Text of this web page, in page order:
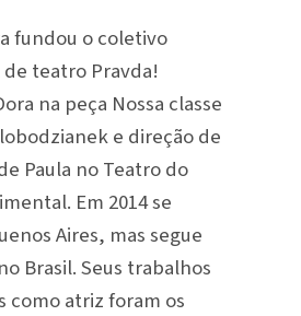
fundou o coletivo
teatro Pravda!
na peça Nossa classe
e direção de
Paula no Teatro do
Em 2014 se
Aires, mas segue
Brasil. Seus trabalhos
como atriz foram os